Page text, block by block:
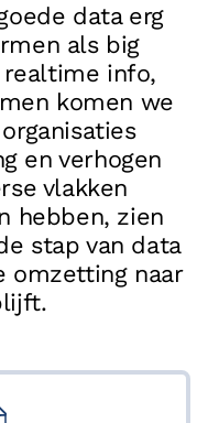
data erg
als big
info,
komen we
en verhogen
vlakken
hebben, zien
stap van data
omzetting naar